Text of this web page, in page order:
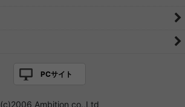
PCサイト
(c)2006 Ambition co.,Ltd